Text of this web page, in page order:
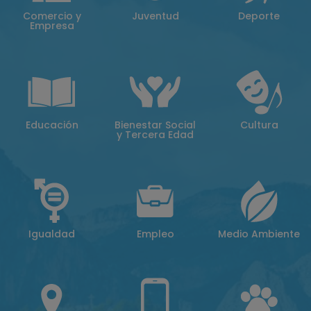
Comercio y
Empresa
Juventud Deporte
Educación Bienestar Social
y Tercera Edad
Cultura
Igualdad Empleo Medio Ambiente